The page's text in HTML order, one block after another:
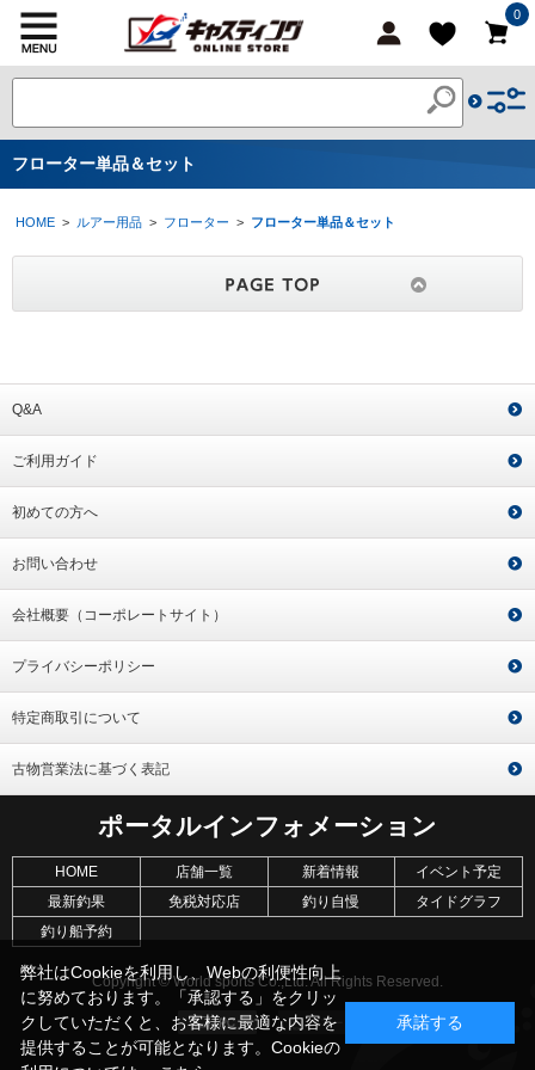
0
フローター単品＆セット
HOME > ルアー用品 > フローター > フローター単品＆セット
Q&A
ご利用ガイド
初めての方へ
お問い合わせ
会社概要（コーポレートサイト）
プライバシーポリシー
特定商取引について
古物営業法に基づく表記
ポータルインフォメーション
HOME 店舗一覧 新着情報
イベント予定
最新釣果
免税対応店 釣り自慢
タイドグラフ
釣り船予約
Copyright © World sports Co.,Ltd. All Rights Reserved.
弊社はCookieを利用し、Webの利便性向上
に努めております。「承認する」をクリッ
クしていただくと、お客様に最適な内容を
提供することが可能となります。Cookieの
承諾する